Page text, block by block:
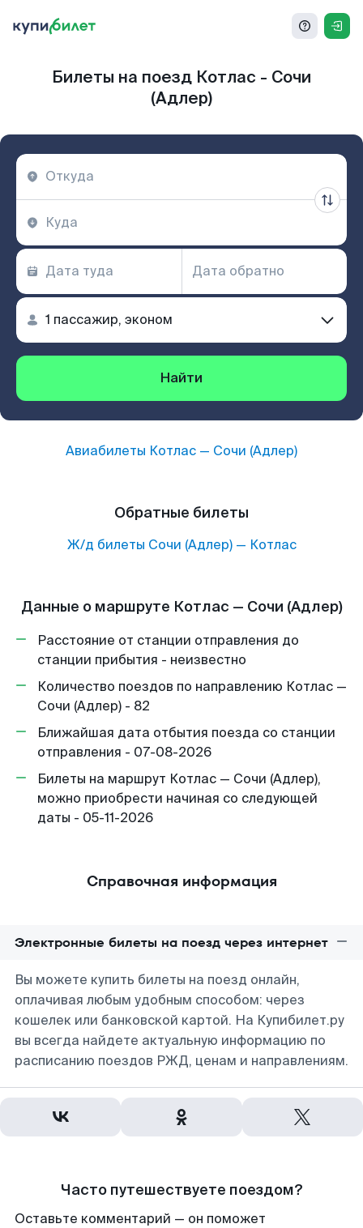
Билеты на поезд Котлас - Сочи
(Адлер)
Найти
Авиабилеты Котлас — Сочи (Адлер)
Обратные билеты
Ж/д билеты Сочи (Адлер)— Котлас
Данные о маршруте Котлас — Сочи (Адлер)
Расстояние от станции отправления до
станции прибытия - неизвестно
Количество поездов по направлению Котлас —
Сочи (Адлер) - 82
Ближайшая дата отбытия поезда со станции
отправления - 07-08-2026
Билеты на маршрут Котлас — Сочи (Адлер),
можно приобрести начиная со следующей
даты - 05-11-2026
Справочная информация
Электронные билеты на поезд через интернет
Вы можете купить билеты на поезд онлайн,
оплачивая любым удобным способом: через
кошелек или банковской картой. На Купибилет.ру
вы всегда найдете актуальную информацию по
расписанию поездов РЖД, ценам и направлениям.
Часто путешествуете поездом?
Оставьте комментарий — он поможет